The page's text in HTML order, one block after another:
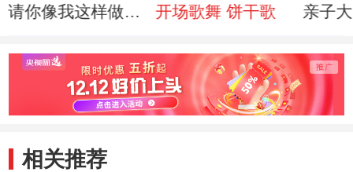
请你像我这样做
开场歌舞 饼干歌
亲子
相关推荐